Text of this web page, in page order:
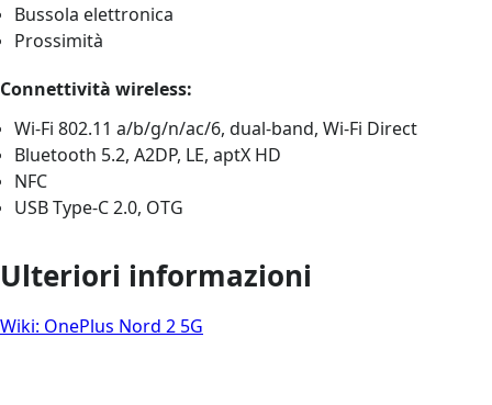
Bussola elettronica
Prossimità
Connettività wireless:
Wi-Fi 802.11 a/b/g/n/ac/6, dual-band, Wi-Fi Direct
Bluetooth 5.2, A2DP, LE, aptX HD
NFC
USB Type-C 2.0, OTG
Ulteriori informazioni
Wiki: OnePlus Nord 2 5G